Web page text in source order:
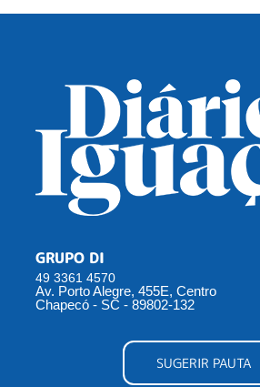
GRUPO DI
49 3361 4570
Av. Porto Alegre, 455E, Centro
Chapecó - SC - 89802-132
SUGERIR PAUTA